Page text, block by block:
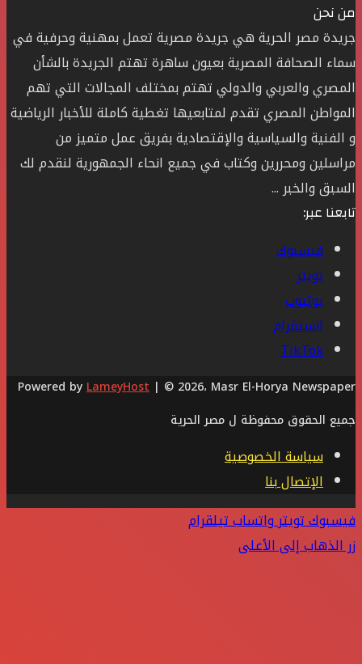
من نحن
جريدة مصر الحرية هي جريدة مصرية تعمل بمهنية وحرفية في
سماء الصحافة المصرية بعيون ساهرة تهتم الجريدة بالشأن
المصري والعربي والدولي تهتم بمختلف المجالات التي تهم
المواطن المصري تقدم لمتابعيها تغطية كاملة للأخبار الرياضية
و الفنية والسياسية والإقتصادية بفريق عمل متميز من
مراسلين ومحررين وكتاب في جميع انحاء الجمهورية لنقدم لك
السبق والخبر ...
تابعنا عبر:
فيسبوك
تويتر
يوتيوب
انستقرام
‫TikTok
Powered byLameyHost | © 2026، Masr El-Horya Newspaper
جميع الحقوق محفوظة ل مصر الحرية
سياسة الخصوصية
الإتصال بنا
فيسبوكتويترواتسابتيلقرام
زر الذهاب إلى الأعلى